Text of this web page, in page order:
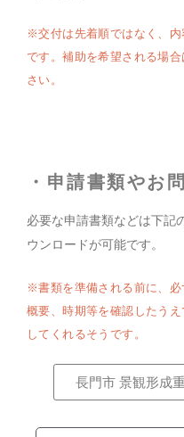
※交付は先着順ではなく、内
です。補助を希望される場
さい。
・申請書類やお
必要な申請書類などは下記
ウンロードが可能です。
※書類を準備される前に、
概要、時期等を確認したう
してくれるそうです。
長門市 景観形成